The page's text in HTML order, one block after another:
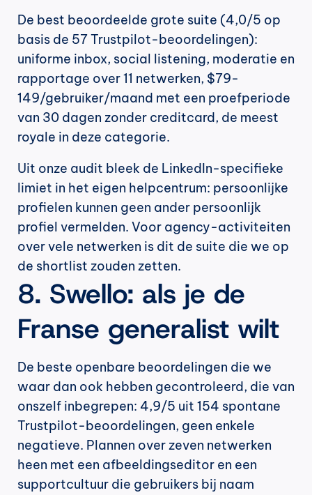
De best beoordeelde grote suite (4,0/5 op
basis de 57 Trustpilot-beoordelingen):
uniforme inbox, social listening, moderatie en
rapportage over 11 netwerken, $79-
149/gebruiker/maand met een proefperiode
van 30 dagen zonder creditcard, de meest
royale in deze categorie.
Uit onze audit bleek de LinkedIn-specifieke
limiet in het eigen helpcentrum: persoonlijke
profielen kunnen geen ander persoonlijk
profiel vermelden. Voor agency-activiteiten
over vele netwerken is dit de suite die we op
de shortlist zouden zetten.
8. Swello: als je de
Franse generalist wilt
De beste openbare beoordelingen die we
waar dan ook hebben gecontroleerd, die van
onszelf inbegrepen: 4,9/5 uit 154 spontane
Trustpilot-beoordelingen, geen enkele
negatieve. Plannen over zeven netwerken
heen met een afbeeldingseditor en een
supportcultuur die gebruikers bij naam